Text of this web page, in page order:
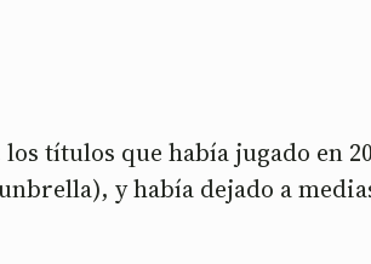
títulos que había jugado en
y había dejado a